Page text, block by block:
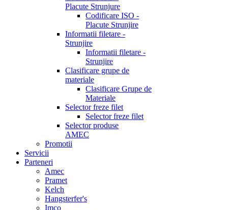
Placute Strunjure
Codificare ISO -
Placute Strunjire
Informatii filetare -
Strunjire
Informatii filetare -
Strunjire
Clasificare grupe de
materiale
Clasificare Grupe de
Materiale
Selector freze filet
Selector freze filet
Selector produse
AMEC
Promotii
Servicii
Parteneri
Amec
Pramet
Kelch
Hangsterfer's
Imco